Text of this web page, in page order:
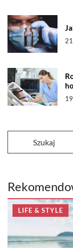
LIFE & STYLE